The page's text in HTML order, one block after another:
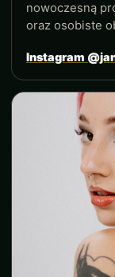
nowoczesną
oraz osobiste
Instagram